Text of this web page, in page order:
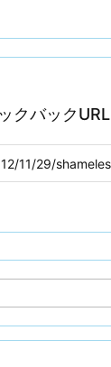
クバックURL